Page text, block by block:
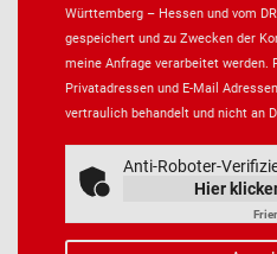
Württemberg – Hessen und vom
gespeichert und zu Zwecken der
meine Anfrage verarbeitet werden.
Privatadressen und E-Mail
vertraulich behandelt und nicht an
Anti-Roboter-
Hier